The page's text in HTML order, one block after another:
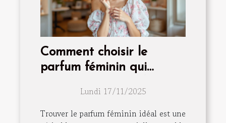
Comment choisir le
parfum féminin qui
Lundi 17/11/2025
Trouver le parfum féminin idéal est une